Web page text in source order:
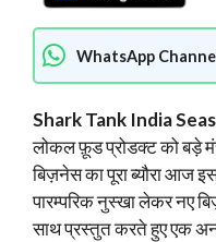
WhatsApp
Shark Tank India
लोकल फ़ूड प्रोडक्ट को बड़े
बिज़नेस का पूरा ब्यौरा आज
पारम्परिक नुस्खा लेकर नए
साथ प्रस्तुत करते हुए एक